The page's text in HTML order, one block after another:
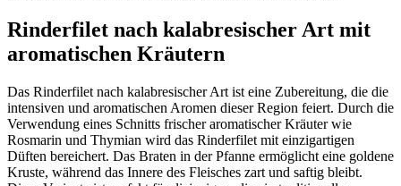
Rinderfilet nach kalabresischer Art mit
aromatischen Kräutern
Das Rinderfilet nach kalabresischer Art ist eine Zubereitung, die die
intensiven und aromatischen Aromen dieser Region feiert. Durch die
Verwendung eines Schnitts frischer aromatischer Kräuter wie
Rosmarin und Thymian wird das Rinderfilet mit einzigartigen
Düften bereichert. Das Braten in der Pfanne ermöglicht eine goldene
Kruste, während das Innere des Fleisches zart und saftig bleibt.